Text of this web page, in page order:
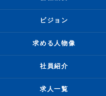
ビジョン
求める人物像
社員紹介
求人一覧